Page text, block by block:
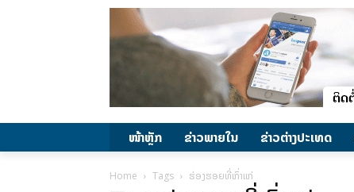
ໜ້າຫຼັກ ຂ່າວພາຍ​ໃນ ຂ່າວຕ່າງປະເທດ
Home Tags ຮ່ອງຮອຍທີ່ເກົ່າແກ່